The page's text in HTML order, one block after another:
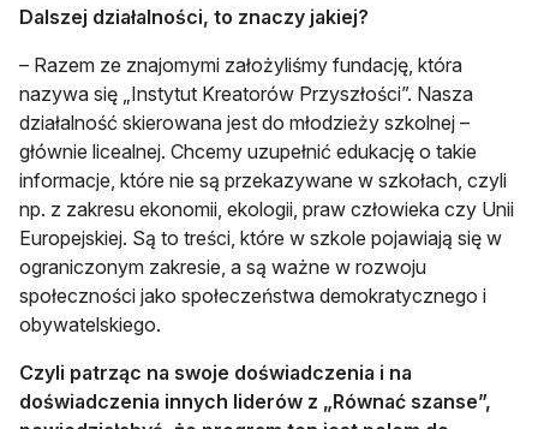
Dalszej działalności, to znaczy jakiej?
– Razem ze znajomymi założyliśmy fundację, która
nazywa się „Instytut Kreatorów Przyszłości”. Nasza
działalność skierowana jest do młodzieży szkolnej –
głównie licealnej. Chcemy uzupełnić edukację o takie
informacje, które nie są przekazywane w szkołach, czyli
np. z zakresu ekonomii, ekologii, praw człowieka czy Unii
Europejskiej. Są to treści, które w szkole pojawiają się w
ograniczonym zakresie, a są ważne w rozwoju
społeczności jako społeczeństwa demokratycznego i
obywatelskiego.
Czyli patrząc na swoje doświadczenia i na
doświadczenia innych liderów z „Równać szanse”,